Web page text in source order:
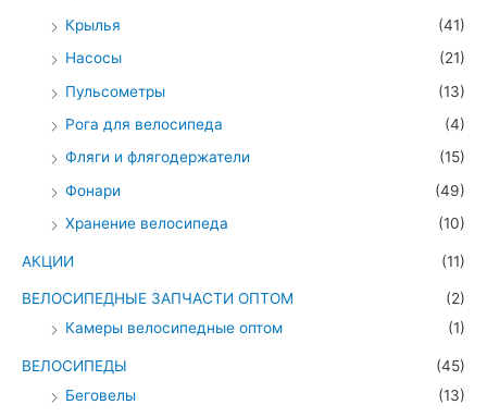
Крылья
(41)
Насосы
(21)
Пульсометры
(13)
Рога для велосипеда
(4)
Фляги и флягодержатели
(15)
Фонари
(49)
Хранение велосипеда
(10)
АКЦИИ (11)
ВЕЛОСИПЕДНЫЕ ЗАПЧАСТИ ОПТОМ
(2)
Камеры велосипедные оптом
(1)
ВЕЛОСИПЕДЫ
(45)
Беговелы
(13)